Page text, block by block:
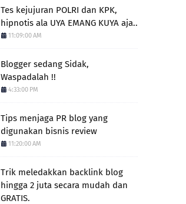
Tes kejujuran POLRI dan KPK,
hipnotis ala UYA EMANG KUYA aja..
11:09:00 AM
Blogger sedang Sidak,
Waspadalah !!
4:33:00 PM
Tips menjaga PR blog yang
digunakan bisnis review
11:20:00 AM
Trik meledakkan backlink blog
hingga 2 juta secara mudah dan
GRATIS.